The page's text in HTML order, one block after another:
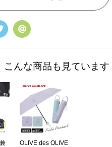
こんな商品も見ています
OLIVE des OLIVE